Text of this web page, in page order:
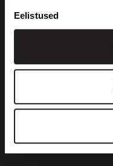
Eelistused
Somerotie 8
36220 Kangasala
Virkatie 1
01510 Vantaa
Kauppahintaan
Ulkomaankauppoihin